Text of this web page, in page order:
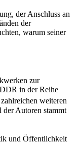
der Anschluss an
der
warum seiner
zur
in der Reihe
weiteren
der Autoren stammt
und Öffentlichkeit